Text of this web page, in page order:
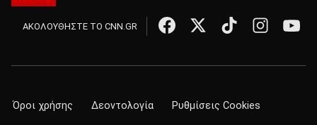
ΑΚΟΛΟΥΘΗΣΤΕ ΤΟ CNN.GR
Όροι χρήσης Δεοντολογία Ρυθμίσεις Cookies